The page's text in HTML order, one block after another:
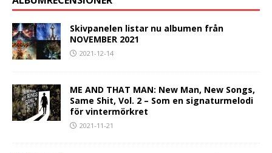
Skivpanelen listar nu albumen från
NOVEMBER 2021
2021-12-14
ME AND THAT MAN: New Man, New Songs,
Same Shit, Vol. 2 – Som en signaturmelodi
för vintermörkret
2021-11-21